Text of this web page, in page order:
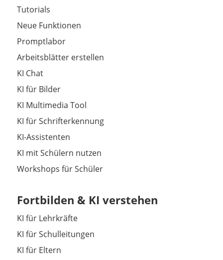
Tutorials
Neue Funktionen
Promptlabor
Arbeitsblätter erstellen
KI Chat
KI für Bilder
KI Multimedia Tool
KI für Schrifterkennung
KI-Assistenten
KI mit Schülern nutzen
Workshops für Schüler
Fortbilden & KI verstehen
KI für Lehrkräfte
KI für Schulleitungen
KI für Eltern